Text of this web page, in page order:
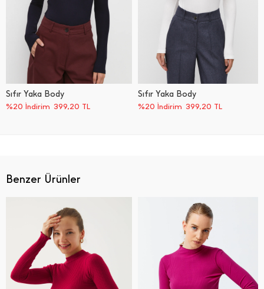
Benzer Ürünler
Sıfır Yaka Body
%20 İndirim 399,20 TL
Sıfır Yaka Body
%20 İndirim 399,20 TL